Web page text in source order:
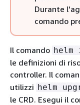
Durante
comando
Il comando
le definizioni di
controller. Il
utilizzi helm
le CRD. Esegui il